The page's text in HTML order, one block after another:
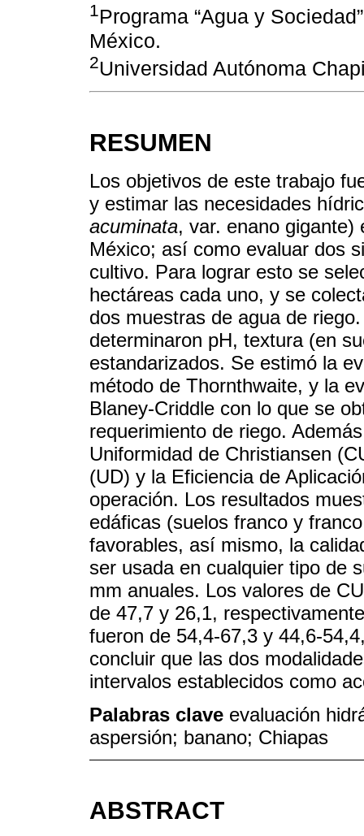
1Programa “Agua y
México.
2Universidad Autónoma
RESUMEN
Los objetivos de este trabajo
y estimar las necesidades
acuminata, var. enano gigante)
México; así como evaluar dos
cultivo. Para lograr esto se
hectáreas cada uno, y se
dos muestras de agua de
determinaron pH, textura (en
estandarizados. Se estimó la
método de Thornthwaite, y la
Blaney-Criddle con lo que se
requerimiento de riego.
Uniformidad de Christiansen
(UD) y la Eficiencia de
operación. Los resultados
edáficas (suelos franco y
favorables, así mismo, la
ser usada en cualquier tipo de
mm anuales. Los valores de
de 47,7 y 26,1,
fueron de 54,4-67,3 y 44,6-
concluir que las dos
intervalos establecidos como
Palabras clave evaluación
aspersión; banano; Chiapas
ABSTRACT